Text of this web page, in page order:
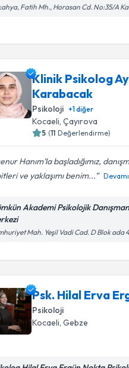
Fatih Mh., Horasan Cd. No:35/A
Klinik Psikolog
Karabacak
Psikoloji +1diğer
Kocaeli, Çayırova
5 (11 Değerlendirme)
Hanım’la başladığımız,
ve yaklaşımı benim...
Devamı
Akademi Psikolojik
Mah. Yeşil Vadi Cad. D Blok ada
Psk. Hilal Erva
Psikoloji
Kocaeli , Gebze